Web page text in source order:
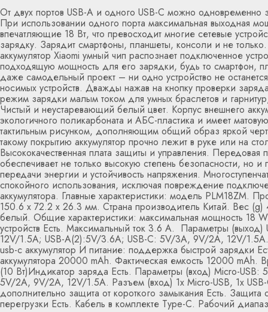
От двух портов USB-A и одного USB-C можно одновременно
При использовании одного порта максимальная выходная
впечатляющие 18 Вт, что превосходит многие сетевые
зарядку. Зарядит смартфоны, планшеты, консоли и не
аккумулятор Xiaomi умный чип распознает подключенное
подходящую мощность для его зарядки, будь то смартфон,
даже самодельный проект – ни одно устройство не
носимых устройств. Дважды нажав на кнопку проверки
режим зарядки малым током для умных браслетов и
Чистый и неустаревающий белый цвет. Корпус внешнего
экологичного поликарбоната и АБС-пластика и имеет
тактильным рисунком, дополняющим общий образ яркой
такому покрытию аккумулятор прочно лежит в руке или на
Высококачественная плата защиты и управления. Передовая
обеспечивает не только высокую степень безопасности, но и
передачи энергии и устойчивость напряжения.
спокойного использования, исключая повреждение
аккумулятора. Главные характеристики: модель PLM18ZM.
150.6 х 72.2 х 26.3 мм. Страна производитель Китай. Вес
белый. Общие характеристики: максимальная мощность 18
устройств Есть. Максимальный ток 3.6 A. Параметры
12V/1.5A; USB-A(2):5V/3.6A; USB-C: 5V/3A, 9V/2A, 12V/
usb-c аккумулятор И питание: поддержка быстрой зарядки
аккумулятора 20000 mAh. Фактическая емкость 12000 mAh.
(10 Вт)Индикатор заряда Есть. Параметры (вход) Micro-
5V/2A, 9V/2A, 12V/1.5A. Разъем (вход) 1x Micro-USB, 1x USB-
дополнительно защита от короткого замыкания Есть. Защита
перегрузки Есть. Кабель в комплекте Type-C. Рабочий